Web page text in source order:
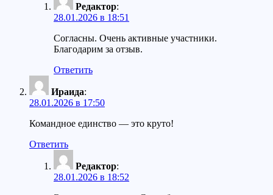
Редактор:
28.01.2026 в 18:51
Согласны. Очень активные участники.
Благодарим за отзыв.
Ответить
Ираида:
28.01.2026 в 17:50
Командное единство — это круто!
Ответить
Редактор:
28.01.2026 в 18:52